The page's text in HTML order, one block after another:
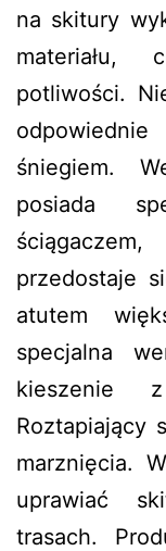
na skitury
materiału,
potliwości.
śniegiem.
posiada
przedostaje
atutem
specjalna
kieszenie
Roztapiający
marznięcia.
uprawiać
trasach.